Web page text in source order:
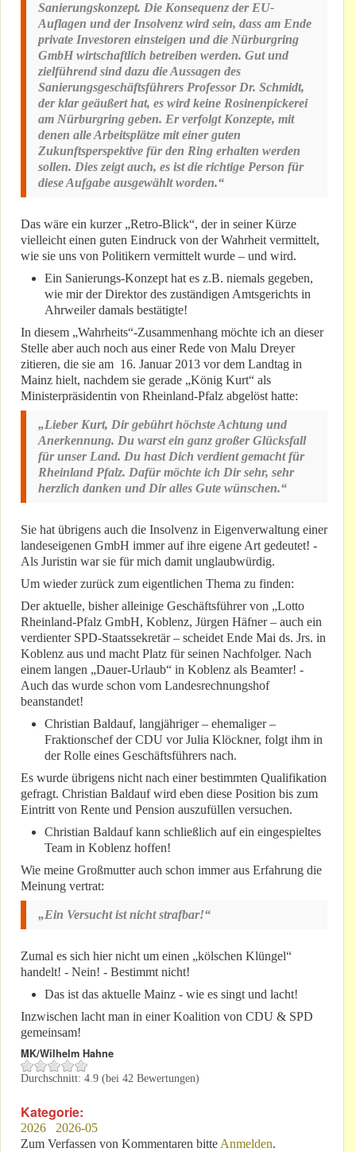
Sanierungskonzept. Die Konsequenz der EU-
Auflagen und der Insolvenz wird sein, dass am Ende
private Investoren einsteigen und die Nürburgring
GmbH wirtschaftlich betreiben werden. Gut und
zielführend sind dazu die Aussagen des
Sanierungsgeschäftsführers Professor Dr. Schmidt,
der klar geäußert hat, es wird keine Rosinenpickerei
am Nürburgring geben. Er verfolgt Konzepte, mit
denen alle Arbeitsplätze mit einer guten
Zukunftsperspektive für den Ring erhalten werden
sollen. Dies zeigt auch, es ist die richtige Person für
diese Aufgabe ausgewählt worden.“
Das wäre ein kurzer „Retro-Blick“, der in seiner Kürze
vielleicht einen guten Eindruck von der Wahrheit vermittelt,
wie sie uns von Politikern vermittelt wurde – und wird.
Ein Sanierungs-Konzept hat es z.B. niemals gegeben,
wie mir der Direktor des zuständigen Amtsgerichts in
Ahrweiler damals bestätigte!
In diesem „Wahrheits“-Zusammenhang möchte ich an dieser
Stelle aber auch noch aus einer Rede von Malu Dreyer
zitieren, die sie am 16. Januar 2013 vor dem Landtag in
Mainz hielt, nachdem sie gerade „König Kurt“ als
Ministerpräsidentin von Rheinland-Pfalz abgelöst hatte:
„Lieber Kurt, Dir gebührt höchste Achtung und
Anerkennung. Du warst ein ganz großer Glücksfall
für unser Land. Du hast Dich verdient gemacht für
Rheinland Pfalz. Dafür möchte ich Dir sehr, sehr
herzlich danken und Dir alles Gute wünschen.“
Sie hat übrigens auch die Insolvenz in Eigenverwaltung einer
landeseigenen GmbH immer auf ihre eigene Art gedeutet! -
Als Juristin war sie für mich damit unglaubwürdig.
Um wieder zurück zum eigentlichen Thema zu finden:
Der aktuelle, bisher alleinige Geschäftsführer von „Lotto
Rheinland-Pfalz GmbH, Koblenz, Jürgen Häfner – auch ein
verdienter SPD-Staatssekretär – scheidet Ende Mai ds. Jrs. in
Koblenz aus und macht Platz für seinen Nachfolger. Nach
einem langen „Dauer-Urlaub“ in Koblenz als Beamter! -
Auch das wurde schon vom Landesrechnungshof
beanstandet!
Christian Baldauf, langjähriger – ehemaliger –
Fraktionschef der CDU vor Julia Klöckner, folgt ihm in
der Rolle eines Geschäftsführers nach.
Es wurde übrigens nicht nach einer bestimmten Qualifikation
gefragt. Christian Baldauf wird eben diese Position bis zum
Eintritt von Rente und Pension auszufüllen versuchen.
Christian Baldauf kann schließlich auf ein eingespieltes
Team in Koblenz hoffen!
Wie meine Großmutter auch schon immer aus Erfahrung die
Meinung vertrat:
„Ein Versucht ist nicht strafbar!“
Zumal es sich hier nicht um einen „kölschen Klüngel“
handelt! - Nein! - Bestimmt nicht!
Das ist das aktuelle Mainz - wie es singt und lacht!
Inzwischen lacht man in einer Koalition von CDU & SPD
gemeinsam!
MK/Wilhelm Hahne
Durchschnitt: 4.9 (bei 42 Bewertungen)
Kategorie:
2026
2026-05
Zum Verfassen von Kommentaren bitte Anmelden.